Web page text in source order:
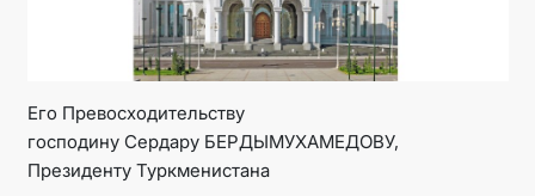
ВИЗА
КОНТАКТНЫЕ ДАННЫЕ
Его Превосходительству
господину Сердару БЕРДЫМУХАМЕДОВУ,
Президенту Туркменистана